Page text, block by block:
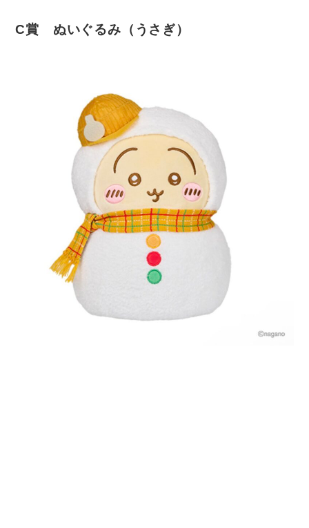
C賞 ぬいぐるみ（うさぎ）